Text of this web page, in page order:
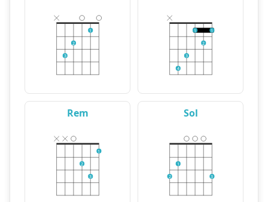
3
2
1
4
3
1
2
1
Rem
2
3
1
Sol
2
1
3